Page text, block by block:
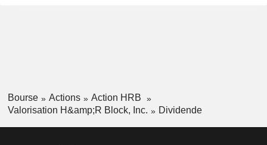
Bourse Actions
Action HRB
Valorisation H&amp;R Block, Inc.
Dividende